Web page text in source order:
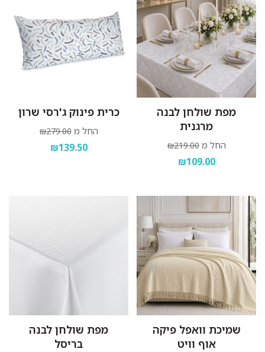
מפת שולחן לבנה
מרגנית
החל מ ₪219.00
₪109.00
כרית פינוק ג'רסי שרון
החל מ ₪279.00
₪139.50
שמיכת וואפל פיקה
אוף וויט
מפת שולחן לבנה
בריסל